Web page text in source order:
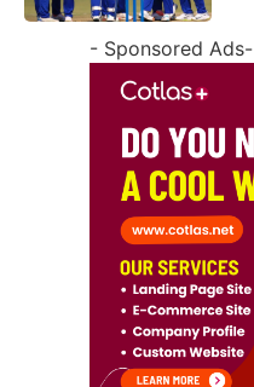
- Sponsored Ads-